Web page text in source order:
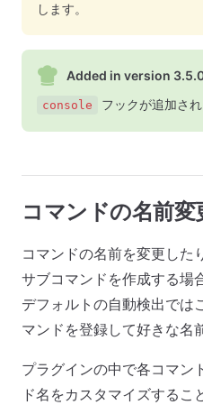
します。
Added in version
console フックが追加され
コマンドの名前変
コマンドの名前を変更した
サブコマンドを作成する場
デフォルトの自動検出では
マンドを登録して好きな名
プラグインの中で各コマン
ド名をカスタマイズするこ